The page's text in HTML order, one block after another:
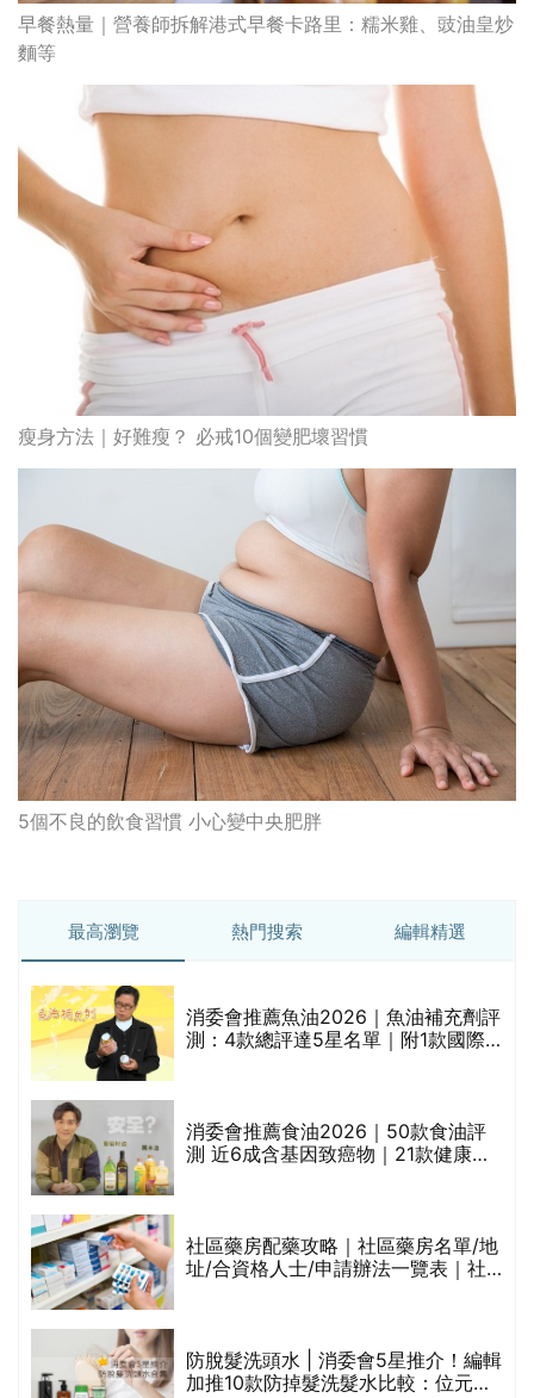
早餐熱量｜營養師拆解港式早餐卡路里：糯米雞、豉油皇炒
麵等
瘦身方法｜好難瘦？ 必戒10個變肥壞習慣
5個不良的飲食習慣 小心變中央肥胖
最高瀏覽 熱門搜索 編輯精選
消委會推薦魚油2026｜魚油補充劑評
測：4款總評達5星名單｜附1款國際
消委會推薦食油2026｜50款食油評
測 近6成含基因致癌物｜21款健康煮
社區藥房配藥攻略｜社區藥房名單/地
址/合資格人士/申請辦法一覽表｜社
防脫髮洗頭水 | 消委會5星推介！編輯
加推10款防掉髮洗髮水比較：位元